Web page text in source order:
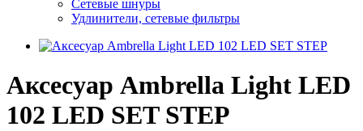
Сетевые шнуры
Удлинители, сетевые фильтры
Аксесуар Ambrella Light LED
102 LED SET STEP